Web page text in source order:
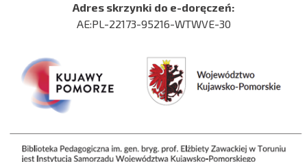
Adres skrzynki do e-doręczeń:
AE:PL-22173-95216-WTWVE-30